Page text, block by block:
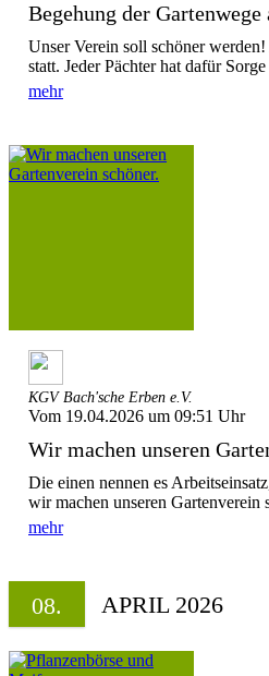
Begehung der Gartenwege
Unser Verein soll schöner
statt. Jeder Pächter hat dafür
mehr
KGV Bach'sche Erben e.V.
Vom 19.04.2026 um 09:51 Uhr
Wir machen unseren
Die einen nennen es
wir machen unseren
mehr
08. APRIL 2026